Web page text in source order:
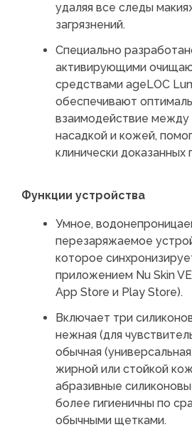
удаляя все следы
загрязнений.
Специально
активирующими
средствами ageLOC
обеспечивают
взаимодействие между
насадкой и кожей,
клинически
Функции устройства
Умное,
перезаряжаемое
которое
приложением Nu Skin
App Store и Play Store).
Включает три
нежная (для
обычная
жирной или стойкой
абразивные
более гигиеничны по
обычными щетками.